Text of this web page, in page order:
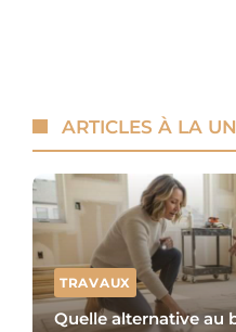
ARTICLES À LA
TRAVAUX
Quelle alternative au